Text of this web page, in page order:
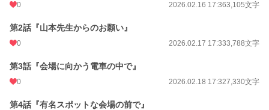
0 2026.02.16 17:363,105文字
第2話『山本先生からのお願い』
0 2026.02.17 17:333,788文字
第3話『会場に向かう電車の中で』
0 2026.02.18 17:327,330文字
第4話『有名スポットな会場の前で』